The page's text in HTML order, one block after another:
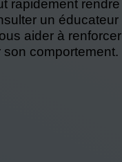
rapidement rendre
un éducateur
aider à renforcer
comportement.